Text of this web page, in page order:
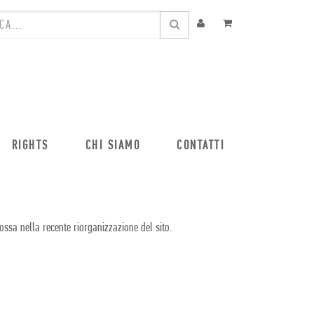
RIGHTS CHI SIAMO CONTATTI
nella recente riorganizzazione del sito.